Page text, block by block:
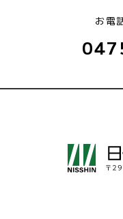
お電